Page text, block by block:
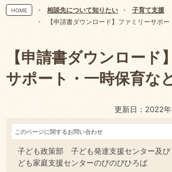
HOME 相談先について知りたい
子育て支援
【申請書ダウンロード】ファミリーサポ
【申請書ダウンロード
サポート・一時保育な
更新日：2022
このページに関するお問い合わせ
子ども政策部 子ども発達支援センター及
ども家庭支援センターのびのびひろば